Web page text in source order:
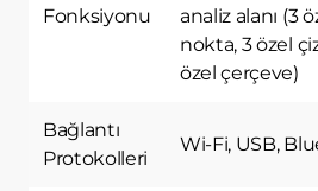
Fonksiyonu
analiz alanı (3
nokta, 3 özel
özel çerçeve)
Bağlantı
Protokolleri
Wi-Fi, USB,
ve uygun içeriklerin
Örneğin, ziyaretçiye
kısa süre içinde tekrar
4.ÇEREZ TERCİHLERİ
YÖNETİLİR?